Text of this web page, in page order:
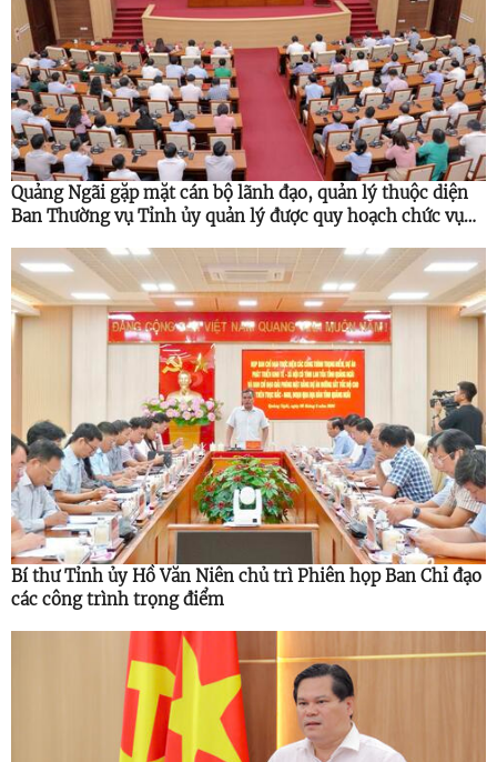
Quảng Ngãi gặp mặt cán bộ lãnh đạo, quản lý thuộc diện
Ban Thường vụ Tỉnh ủy quản lý được quy hoạch chức vụ
Bí thư Tỉnh ủy Hồ Văn Niên chủ trì Phiên họp Ban Chỉ đạo
các công trình trọng điểm